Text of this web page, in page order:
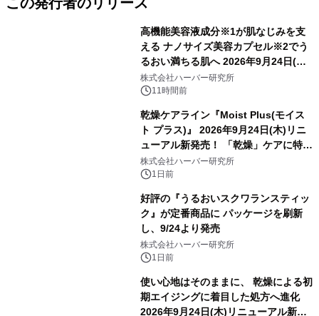
高機能美容液成分※1が肌なじみを支
える ナノサイズ美容カプセル※2でう
るおい満ちる肌へ 2026年9月24日(木)
よりリニューアル新発売 『ディープモ
イストセラム』
株式会社ハーバー研究所
11時間前
乾燥ケアライン『Moist Plus(モイス
ト プラス)』 2026年9月24日(木)リニ
ューアル新発売！ 「乾燥」ケアに特化
し、ライン使いで潤いに満ちた肌へ
株式会社ハーバー研究所
1日前
好評の『うるおいスクワランスティッ
ク』が定番商品に パッケージを刷新
し、9/24より発売
株式会社ハーバー研究所
1日前
使い心地はそのままに、 乾燥による初
期エイジングに着目した処方へ進化
2026年9月24日(木)リニューアル新発